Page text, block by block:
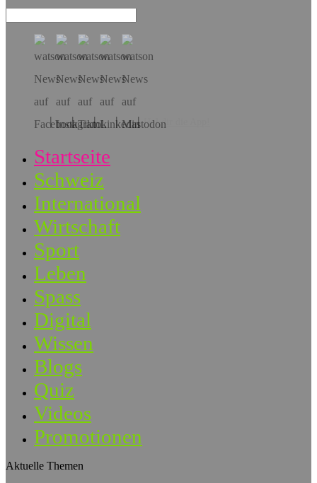
Hol dir die App!
Startseite
Schweiz
International
Wirtschaft
Sport
Leben
Spass
Digital
Wissen
Blogs
Quiz
Videos
Promotionen
Aktuelle Themen